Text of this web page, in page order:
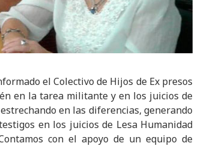
el Colectivo de Hijos de Ex presos
en la tarea militante y en los juicios de
en las diferencias, generando
en los juicios de Lesa Humanidad
con el apoyo de un equipo de